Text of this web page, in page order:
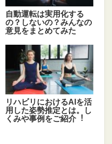
自動運転は実用化する
の？しないの？みんなの
意見をまとめてみた
リハビリにおけるAIを活
⽤した姿勢推定とは。し
くみや事例をご紹介︕